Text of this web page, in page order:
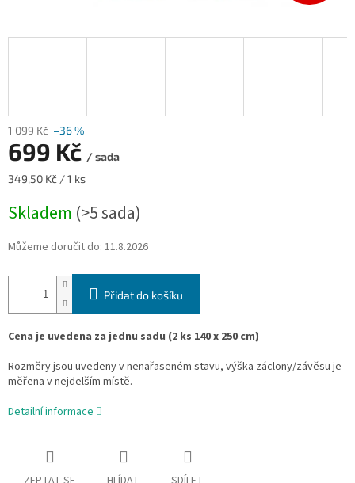
1 099 Kč –36 %
699 Kč / sada
Měrná
349,50 Kč / 1 ks
Skladem (>5 sada)
Můžeme doručit do: 11.8.2026
Přidat do košíku
Cena je uvedena za jednu sadu (2 ks 140 x 250 cm)
Rozměry jsou uvedeny v nenařaseném stavu, výška záclony/závěsu je
měřena v nejdelším místě.
Detailní informace